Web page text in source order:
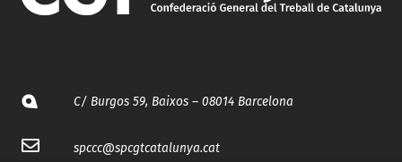
C/ Burgos 59, Baixos – 08014 Barcelona
spccc@spcgtcatalunya.cat